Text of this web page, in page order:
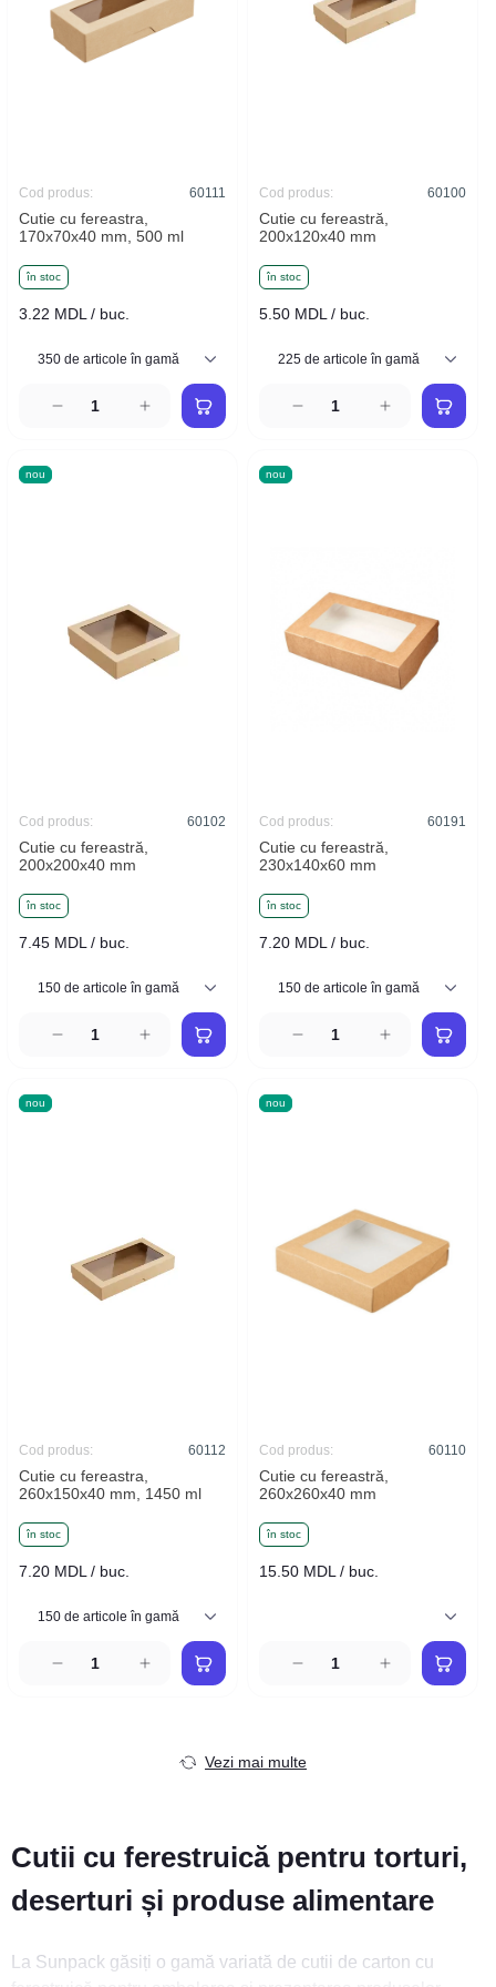
în stoc
Cutie cu fereastra,
170x70x40 mm, 500 ml
Cod produs: 60111
3.22 MDL / buc.
în stoc
Cutie cu fereastră,
200x120x40 mm
Cod produs: 60100
5.50 MDL / buc.
nou
în stoc
Cutie cu fereastră,
200x200x40 mm
Cod produs: 60102
7.45 MDL / buc.
nou
în stoc
Cutie cu fereastră,
230x140x60 mm
Cod produs: 60191
7.20 MDL / buc.
nou
în stoc
Cutie cu fereastra,
260x150x40 mm, 1450 ml
Cod produs: 60112
7.20 MDL / buc.
nou
în stoc
Cutie cu fereastră,
260x260x40 mm
Cod produs: 60110
15.50 MDL / buc.
Vezi mai multe
Cutii cu ferestruică pentru torturi,
deserturi și produse alimentare
La Sunpack găsiți o gamă variată de cutii de carton cu